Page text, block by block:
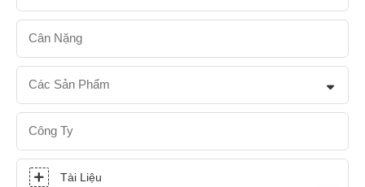
Cân Nặng
Các Sản Phẩm
Công Ty
Tài Liệu